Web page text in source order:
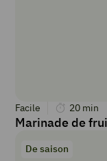
Facile 20 min
Marinade de
De saison